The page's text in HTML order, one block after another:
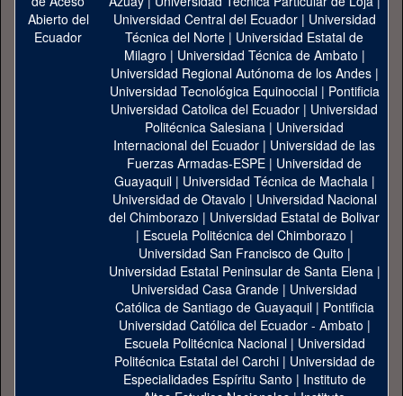
Universidad Central del Ecuador| Universidad
Técnica del Norte | Universidad Estatal de
Milagro | Universidad Técnica de Ambato |
Universidad Regional Autónoma de los Andes|
Universidad Tecnológica Equinoccial| Pontificia
Universidad Catolica del Ecuador | Universidad
Politécnica Salesiana | Universidad
Internacional del Ecuador | Universidad de las
Fuerzas Armadas-ESPE | Universidad de
Guayaquil| Universidad Técnica de Machala|
Universidad de Otavalo | Universidad Nacional
del Chimborazo | Universidad Estatal de Bolivar
| Escuela Politécnica del Chimborazo |
Universidad San Francisco de Quito |
Universidad Estatal Peninsular de Santa Elena|
Universidad Casa Grande | Universidad
Católica de Santiago de Guayaquil| Pontificia
Universidad Católica del Ecuador - Ambato |
Escuela Politécnica Nacional| Universidad
Politécnica Estatal del Carchi| Universidad de
Especialidades Espíritu Santo | Instituto de